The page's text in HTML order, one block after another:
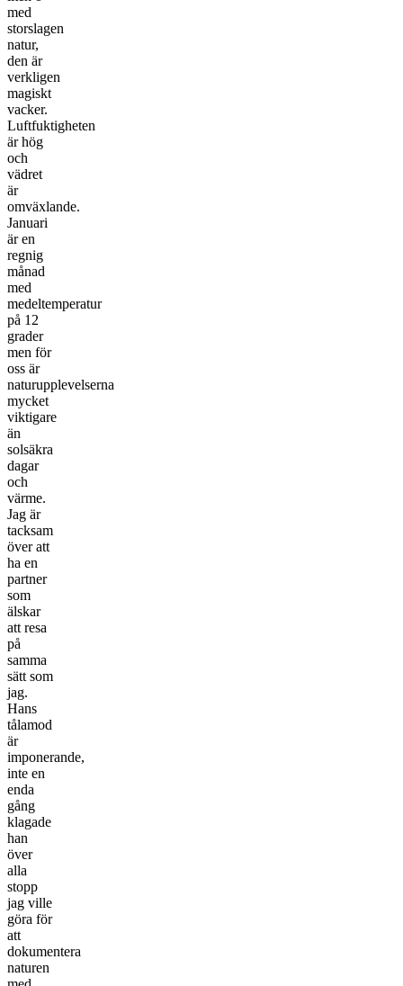
med
storslagen
natur,
den är
verkligen
magiskt
vacker.
Luftfuktigheten
är hög
och
vädret
är
omväxlande.
Januari
är en
regnig
månad
med
medeltemperatur
på 12
grader
men för
oss är
naturupplevelserna
mycket
viktigare
än
solsäkra
dagar
och
värme.
Jag är
tacksam
över att
ha en
partner
som
älskar
att resa
på
samma
sätt som
jag.
Hans
tålamod
är
imponerande,
inte en
enda
gång
klagade
han
över
alla
stopp
jag ville
göra för
att
dokumentera
naturen